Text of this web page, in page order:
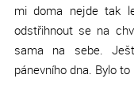
mi doma nejde tak
odstřihnout se na
sama na sebe.
pánevního dna. Bylo